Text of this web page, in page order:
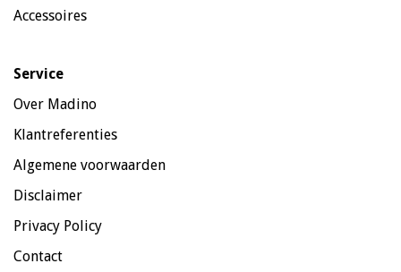
Accessoires
Service
Over Madino
Klantreferenties
Algemene voorwaarden
Disclaimer
Privacy Policy
Contact